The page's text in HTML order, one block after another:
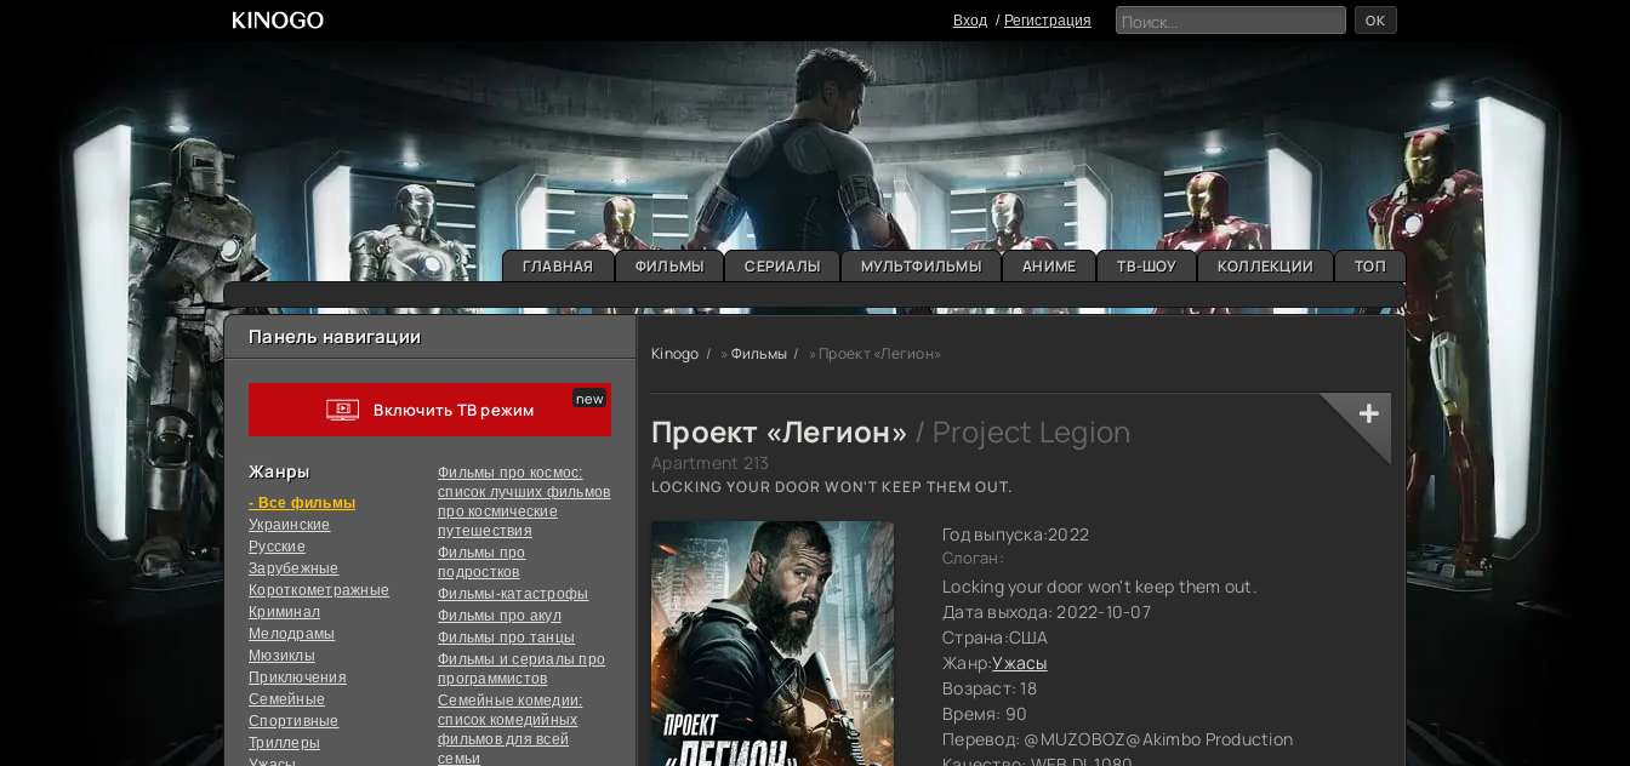
Вxoд Регистрация OK
ГЛАВНАЯ ФИЛЬМЫ СЕРИАЛЫ МУЛЬТФИЛЬМЫ АНИМЕ ТВ-ШОУ КОЛЛЕКЦИИ ТОП
Панель навигации
Включить ТВ режим
Жанры
фильмы
Украинcкие
Русские
Зарубежные
Короткометражные
Криминал
Мелодрамы
Мюзиклы
Приключения
Семейные
Спортивные
Триллеры
Фильмы про космос:
список лучших фильмов
про космические
путешествия
Фильмы про
подростков
Фильмы-катастрофы
Фильмы про акул
Фильмы про танцы
Фильмы и сериалы про
программистов
Семейные комедии:
список комедийных
фильмов для всей
семьи
Kinogo » Фильмы » Проект «Легион»
Проект «Легион» / Project Legion
Apartment 213
LOCKING YOUR DOOR WON'T KEEP THEM OUT.
Год выпуска:2022
Слоган:
Locking your door won't keep them out.
Дата выхода: 2022-10-07
Страна:США
Жанр:Ужасы
Возраст: 18
Время: 90
Перевод: @MUZOBOZ@Akimbo Production